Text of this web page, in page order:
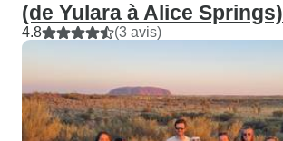
(de Yulara à Alice Springs)
4.8 (3 avis)